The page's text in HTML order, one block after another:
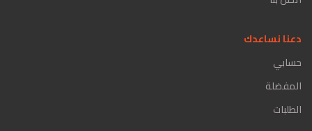
دعنا نساعدك
حسابي
المفضلة
الطلبات